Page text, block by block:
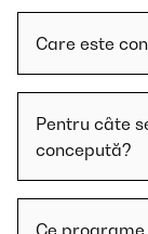
Care este
Pentru câte
concepută?
Ce